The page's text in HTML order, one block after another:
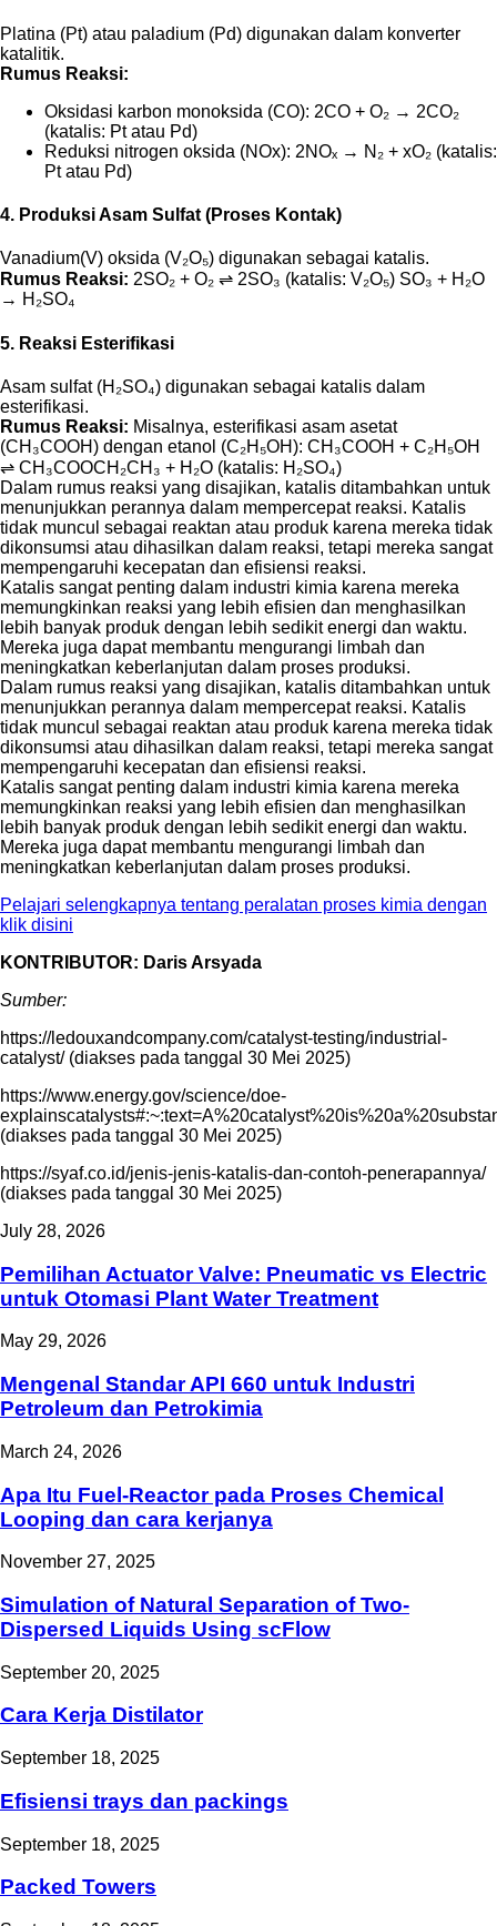
Platina (Pt) atau paladium (Pd) digunakan dalam konverter
katalitik.
Rumus Reaksi:
Oksidasi karbon monoksida (CO): 2CO + O₂ → 2CO₂
(katalis: Pt atau Pd)
Reduksi nitrogen oksida (NOx): 2NOₓ → N₂ + xO₂ (katalis:
Pt atau Pd)
4. Produksi Asam Sulfat (Proses Kontak)
Vanadium(V) oksida (V₂O₅) digunakan sebagai katalis.
Rumus Reaksi: 2SO₂ + O₂ ⇌ 2SO₃ (katalis: V₂O₅) SO₃ + H₂O
→ H₂SO₄
5. Reaksi Esterifikasi
Asam sulfat (H₂SO₄) digunakan sebagai katalis dalam
esterifikasi.
Rumus Reaksi: Misalnya, esterifikasi asam asetat
(CH₃COOH) dengan etanol (C₂H₅OH): CH₃COOH + C₂H₅OH
⇌ CH₃COOCH₂CH₃ + H₂O (katalis: H₂SO₄)
Dalam rumus reaksi yang disajikan, katalis ditambahkan untuk
menunjukkan perannya dalam mempercepat reaksi. Katalis
tidak muncul sebagai reaktan atau produk karena mereka tidak
dikonsumsi atau dihasilkan dalam reaksi, tetapi mereka sangat
mempengaruhi kecepatan dan efisiensi reaksi.
Katalis sangat penting dalam industri kimia karena mereka
memungkinkan reaksi yang lebih efisien dan menghasilkan
lebih banyak produk dengan lebih sedikit energi dan waktu.
Mereka juga dapat membantu mengurangi limbah dan
meningkatkan keberlanjutan dalam proses produksi.
Dalam rumus reaksi yang disajikan, katalis ditambahkan untuk
menunjukkan perannya dalam mempercepat reaksi. Katalis
tidak muncul sebagai reaktan atau produk karena mereka tidak
dikonsumsi atau dihasilkan dalam reaksi, tetapi mereka sangat
mempengaruhi kecepatan dan efisiensi reaksi.
Katalis sangat penting dalam industri kimia karena mereka
memungkinkan reaksi yang lebih efisien dan menghasilkan
lebih banyak produk dengan lebih sedikit energi dan waktu.
Mereka juga dapat membantu mengurangi limbah dan
meningkatkan keberlanjutan dalam proses produksi.
Pelajari selengkapnya tentang peralatan proses kimia dengan
klik disini
KONTRIBUTOR: Daris Arsyada
Sumber:
https://ledouxandcompany.com/catalyst-testing/industrial-
catalyst/ (diakses pada tanggal 30 Mei 2025)
https://www.energy.gov/science/doe-
(diakses pada tanggal 30 Mei 2025)
https://syaf.co.id/jenis-jenis-katalis-dan-contoh-penerapannya/
(diakses pada tanggal 30 Mei 2025)
July 28, 2026
Pemilihan Actuator Valve: Pneumatic vs Electric
untuk Otomasi Plant Water Treatment
May 29, 2026
Mengenal Standar API 660 untuk Industri
Petroleum dan Petrokimia
March 24, 2026
Apa Itu Fuel-Reactor pada Proses Chemical
Looping dan cara kerjanya
November 27, 2025
Simulation of Natural Separation of Two-
Dispersed Liquids Using scFlow
September 20, 2025
Cara Kerja Distilator
September 18, 2025
Efisiensi trays dan packings
September 18, 2025
Packed Towers